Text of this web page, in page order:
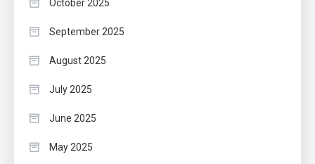
October 2025
September 2025
August 2025
July 2025
June 2025
May 2025